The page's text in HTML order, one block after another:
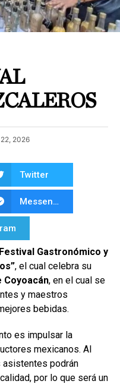
2026
Twitter
Messenger
Festival Gastronómico y
, el cual celebra su
Coyoacán, en el cual se
y maestros
bebidas.
es impulsar la
mexicanos. Al
asistentes podrán
por lo que será un